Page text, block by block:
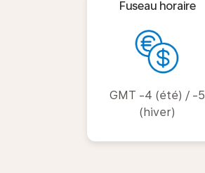
Fuseau horaire
GMT -4 (été) / -5
(hiver)